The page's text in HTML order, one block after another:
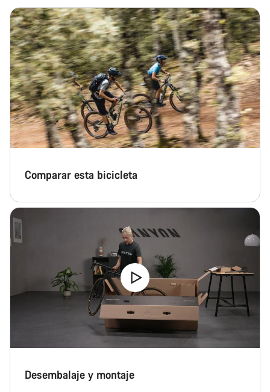
Comparar esta bicicleta
Desembalaje y montaje